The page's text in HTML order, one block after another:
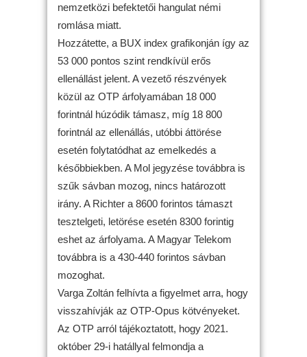
nemzetközi befektetői hangulat némi
romlása miatt.
Hozzátette, a BUX index grafikonján így az
53 000 pontos szint rendkívül erős
ellenállást jelent. A vezető részvények
közül az OTP árfolyamában 18 000
forintnál húzódik támasz, míg 18 800
forintnál az ellenállás, utóbbi áttörése
esetén folytatódhat az emelkedés a
későbbiekben. A Mol jegyzése továbbra is
szűk sávban mozog, nincs határozott
irány. A Richter a 8600 forintos támaszt
tesztelgeti, letörése esetén 8300 forintig
eshet az árfolyama. A Magyar Telekom
továbbra is a 430-440 forintos sávban
mozoghat.
Varga Zoltán felhívta a figyelmet arra, hogy
visszahívják az OTP-Opus kötvényeket.
Az OTP arról tájékoztatott, hogy 2021.
október 29-i hatállyal felmondja a